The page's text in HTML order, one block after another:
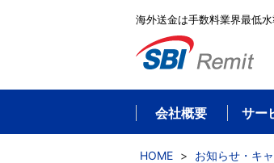
海外送金は手数料業界最低水
会社概要 サー
HOME > お知らせ・キ